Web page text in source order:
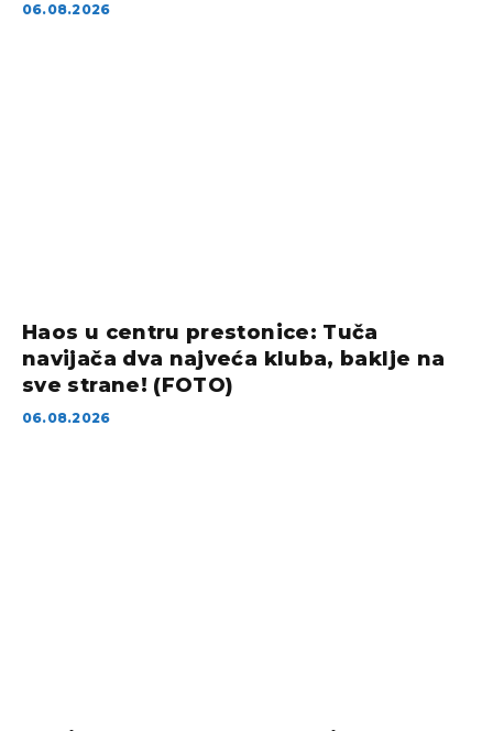
06.08.2026
Haos u centru prestonice: Tuča
navijača dva najveća kluba, baklje na
sve strane! (FOTO)
06.08.2026